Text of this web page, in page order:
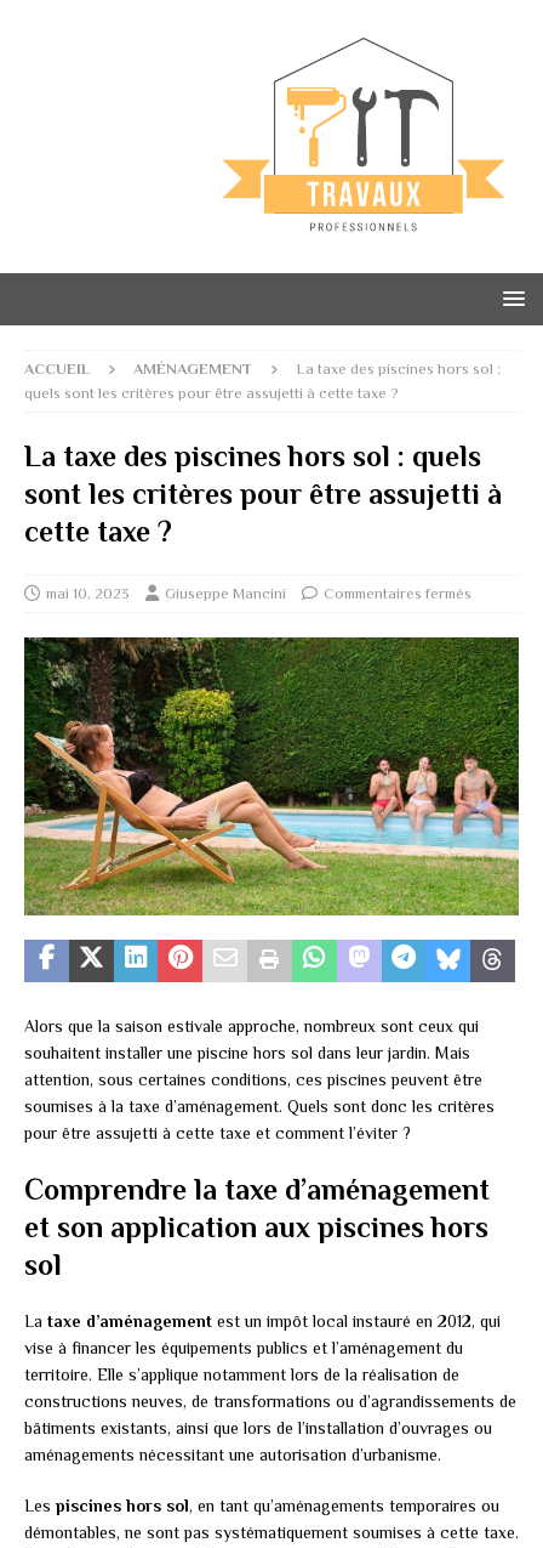
ACCUEIL AMÉNAGEMENT
La taxe des piscines hors sol :
quels sont les critères pour être assujetti à cette taxe ?
La taxe des piscines hors sol : quels
sont les critères pour être assujetti à
cette taxe ?
mai 10, 2023 Giuseppe Mancini Commentaires fermés
Alors que la saison estivale approche, nombreux sont ceux qui
souhaitent installer une piscine hors sol dans leur jardin. Mais
attention, sous certaines conditions, ces piscines peuvent être
soumises à la taxe d’aménagement. Quels sont donc les critères
pour être assujetti à cette taxe et comment l’éviter ?
Comprendre la taxe d’aménagement
et son application aux piscines hors
sol
La taxe d’aménagement est un impôt local instauré en 2012, qui
vise à financer les équipements publics et l’aménagement du
territoire. Elle s’applique notamment lors de la réalisation de
constructions neuves, de transformations ou d’agrandissements de
bâtiments existants, ainsi que lors de l’installation d’ouvrages ou
aménagements nécessitant une autorisation d’urbanisme.
Les piscines hors sol, en tant qu’aménagements temporaires ou
démontables, ne sont pas systématiquement soumises à cette taxe.